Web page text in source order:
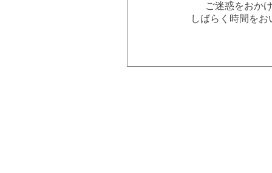
ご迷惑をおか
しばらく時間を